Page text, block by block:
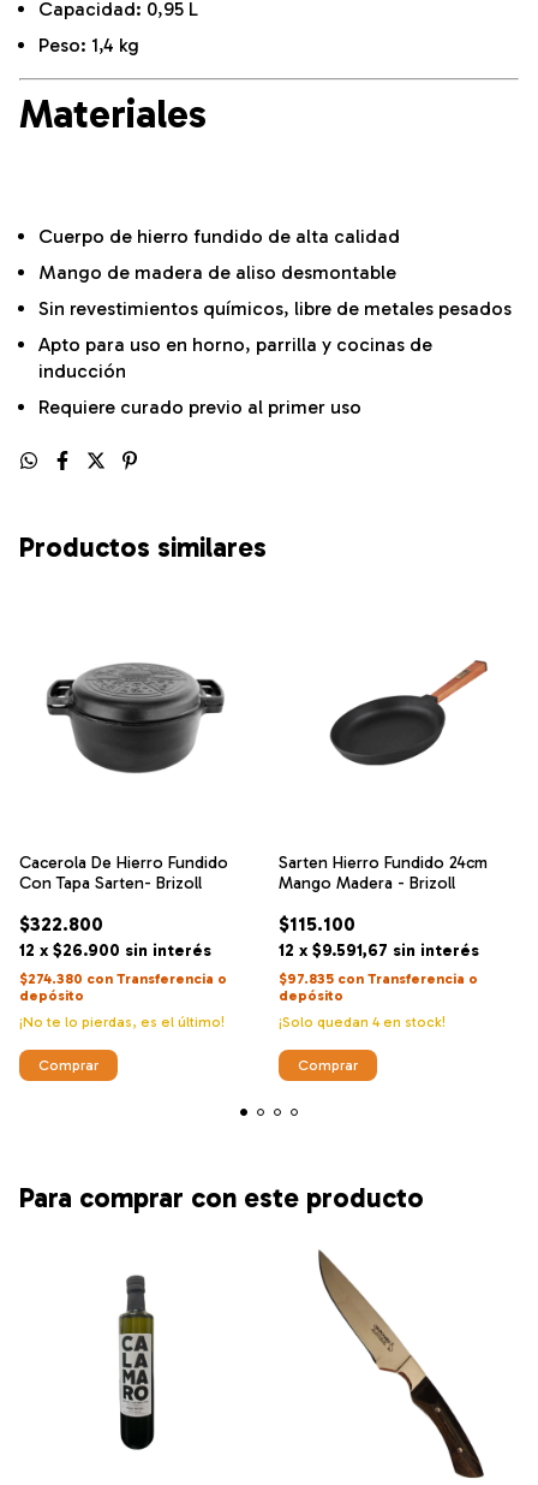
Capacidad: 0,95 L
Peso: 1,4 kg
Materiales
Cuerpo de hierro fundido de alta calidad
Mango de madera de aliso desmontable
Sin revestimientos químicos, libre de metales pesados
Apto para uso en horno, parrilla y cocinas de
inducción
Requiere curado previo al primer uso
Productos similares
Cacerola De Hierro Fundido
Con Tapa Sarten- Brizoll
$322.800
12 x $26.900 sin interés
$274.380 con Transferencia o
depósito
¡No te lo pierdas, es el último!
Sarten Hierro Fundido 24cm
Mango Madera - Brizoll
$115.100
12 x $9.591,67 sin interés
$97.835 con Transferencia o
depósito
¡Solo quedan 4en stock!
Para comprar con este producto